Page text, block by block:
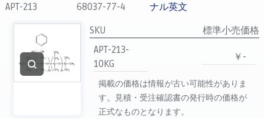
支払い
製品検索
見積発行
APT-213
68037-77-4
ナル英文
SKU
標準小売価格
APT-213-
10KG
￥-
掲載の価格は情報が古い可能性がありま
す。見積・受注確認書の発行時の価格が
正式なものとなります。